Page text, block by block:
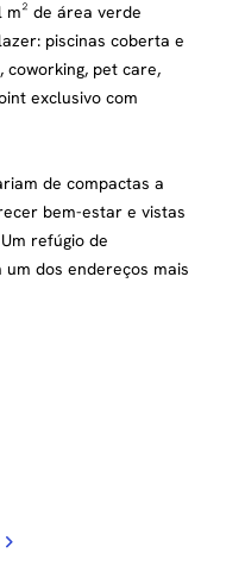
de área verde
piscinas coberta e
coworking, pet care,
exclusivo com
de compactas a
bem-estar e vistas
refúgio de
dos endereços mais